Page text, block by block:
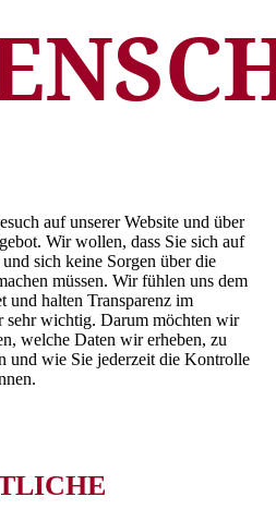
auf unserer Website und über
Wir wollen, dass Sie sich auf
sich keine Sorgen über die
müssen. Wir fühlen uns dem
und halten Transparenz im
sehr wichtig. Darum möchten wir
welche Daten wir erheben, zu
und wie Sie jederzeit die Kontrolle